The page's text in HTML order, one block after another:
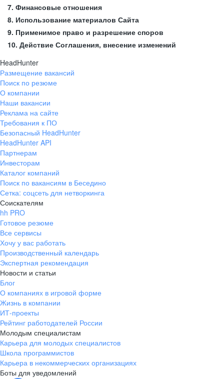
7. Финансовые отношения
8. Использование материалов Сайта
9. Применимое право и разрешение споров
10. Действие Соглашения, внесение изменений
HeadHunter
Размещение вакансий
Поиск по резюме
О компании
Наши вакансии
Реклама на сайте
Требования к ПО
Безопасный HeadHunter
HeadHunter API
Партнерам
Инвесторам
Каталог компаний
Поиск по вакансиям в Беседино
Сетка: соцсеть для нетворкинга
Соискателям
hh PRO
Готовое резюме
Все сервисы
Хочу у вас работать
Производственный календарь
Экспертная рекомендация
Новости и статьи
Блог
О компаниях в игровой форме
Жизнь в компании
ИТ-проекты
Рейтинг работодателей России
Молодым специалистам
Карьера для молодых специалистов
Школа программистов
Карьера в некоммерческих организациях
Боты для уведомлений